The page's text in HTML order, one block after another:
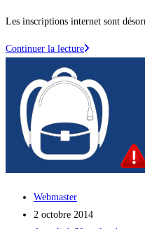
Les inscriptions internet sont
Continuer la lectureLes
internet
sont
désormais
fermées
Auteur/autrice
de
Webmaster
Publication
2 octobre 2014